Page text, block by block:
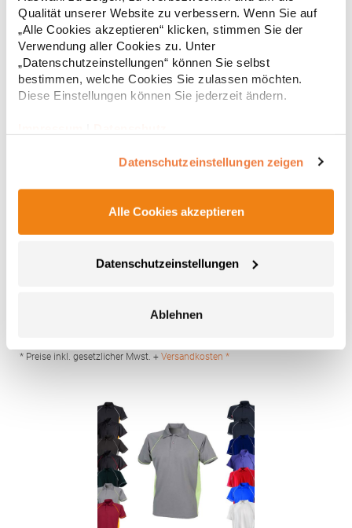
Qualität unserer Website zu verbessern. Wenn Sie auf
„Alle Cookies akzeptieren“ klicken, stimmen Sie der
Verwendung aller Cookies zu. Unter
„Datenschutzeinstellungen“ können Sie selbst
bestimmen, welche Cookies Sie zulassen möchten.
Diese Einstellungen können Sie jederzeit ändern.
Datenschutzeinstellungen zeigen
Alle Cookies akzeptieren
Datenschutzeinstellungen
Ablehnen
Bratislava Slowakei E-Mail: sales@resultclothing.com
* Preise inkl. gesetzlicher Mwst. +Versandkosten *
JC001J Just Cool Kinder Sportshirt Trainingsshirt mit
Just Cool Neoteric-Material für bessere Feuchtigkeitsaufnahme
>30Grammatur: 140 g/m²Materialzusammensetzung: 100%
Niederlande E-Mail: info@norty.com
* Preise inkl. gesetzlicher Mwst. + Versandkosten *